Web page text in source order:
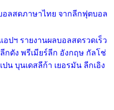
บอลสดภาษาไทย จากลีกฟุตบอล
อปฯ รายงานผลบอลสดรวดเร็ว
ดัง พรีเมียร์ลีก อังกฤษ กัลโช่
ปน บุนเดสลีก้า เยอรมัน ลีกเอิง